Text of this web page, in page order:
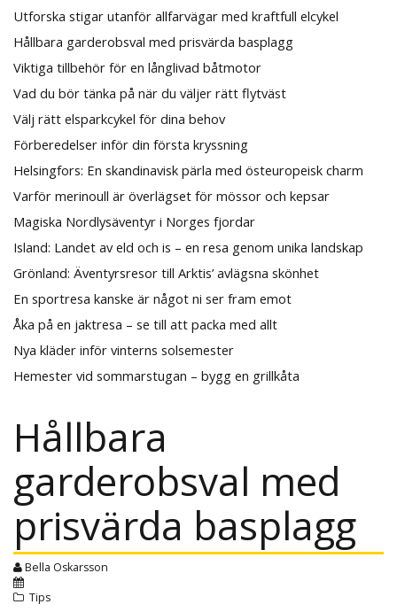
Utforska stigar utanför allfarvägar med kraftfull elcykel
Hållbara garderobsval med prisvärda basplagg
Viktiga tillbehör för en långlivad båtmotor
Vad du bör tänka på när du väljer rätt flytväst
Välj rätt elsparkcykel för dina behov
Förberedelser inför din första kryssning
Helsingfors: En skandinavisk pärla med östeuropeisk charm
Varför merinoull är överlägset för mössor och kepsar
Magiska Nordlysäventyr i Norges fjordar
Island: Landet av eld och is – en resa genom unika landskap
Grönland: Äventyrsresor till Arktis’ avlägsna skönhet
En sportresa kanske är något ni ser fram emot
Åka på en jaktresa – se till att packa med allt
Nya kläder inför vinterns solsemester
Hemester vid sommarstugan – bygg en grillkåta
Hållbara
garderobsval med
prisvärda basplagg
Bella Oskarsson
Tips